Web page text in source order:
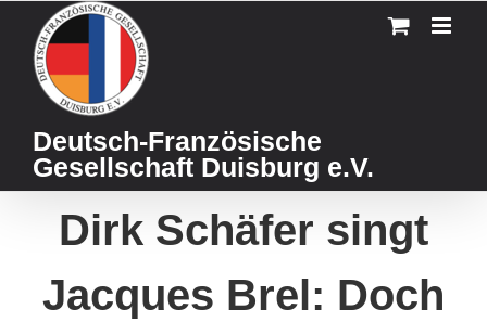
content
Deutsch-Französische
Gesellschaft Duisburg e.V.
Dirk Schäfer singt
Jacques Brel: Doch